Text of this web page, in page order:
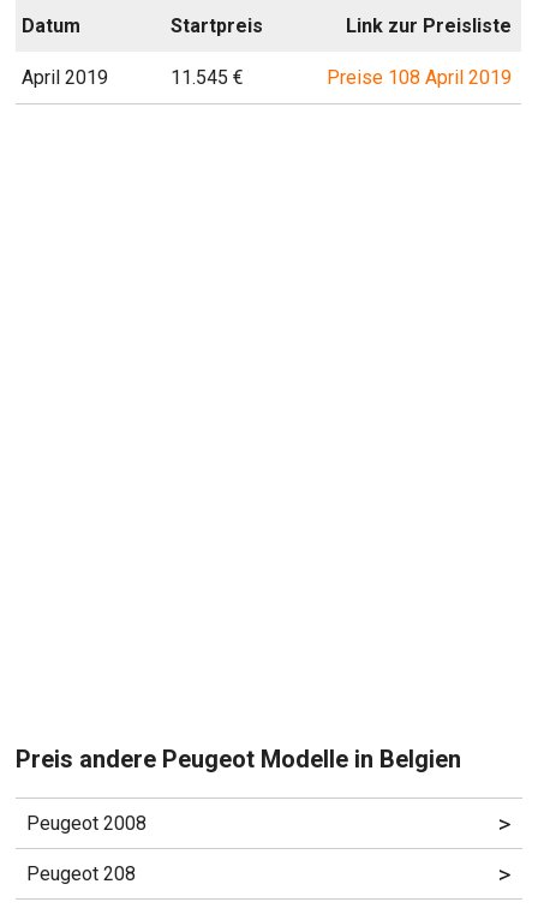
Datum Startpreis Link zur Preisliste
April 2019 11.545 € Preise 108 April 2019
Preis andere Peugeot Modelle in Belgien
Peugeot 2008 >
Peugeot 208 >